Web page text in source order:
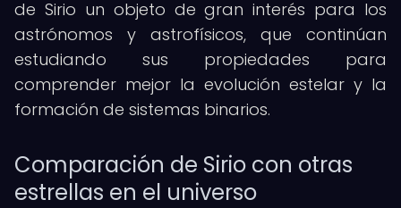
de Sirio un objeto de gran interés para los
astrónomos y astrofísicos, que continúan
estudiando sus propiedades para
comprender mejor la evolución estelar y la
formación de sistemas binarios.
Comparación de Sirio con otras
estrellas en el universo